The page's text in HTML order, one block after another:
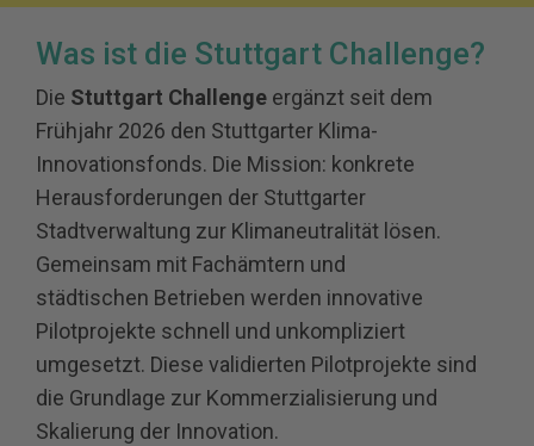
Was ist die Stuttgart Challenge?
Die Stuttgart Challenge ergänzt seit dem
Frühjahr 2026 den Stuttgarter Klima-
Innovationsfonds. Die Mission: konkrete
Herausforderungen der Stuttgarter
Stadtverwaltung zur Klimaneutralität lösen.
Gemeinsam mit Fachämtern und
städtischen Betrieben werden innovative
Pilotprojekte schnell und unkompliziert
umgesetzt. Diese validierten Pilotprojekte sind
die Grundlage zur Kommerzialisierung und
Skalierung der Innovation.